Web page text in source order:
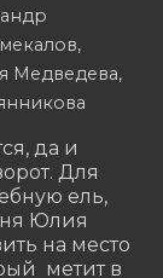
Медведева,
да и
Для
ель,
Юлия
на место
метит в